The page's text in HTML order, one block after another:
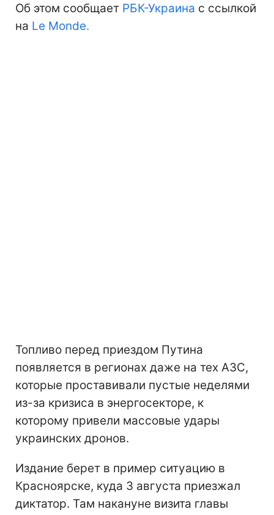
Об этом сообщает РБК-Украина с ссылкой
на Le Monde.
Топливо перед приездом Путина
появляется в регионах даже на тех АЗС,
которые проставивали пустые неделями
из-за кризиса в энергосекторе, к
которому привели массовые удары
украинских дронов.
Издание берет в пример ситуацию в
Красноярске, куда 3 августа приезжал
диктатор. Там накануне визита главы